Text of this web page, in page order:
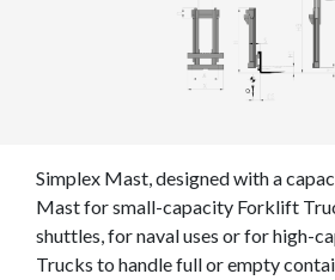
Simplex Mast, designed with a
Mast for small-capacity Forklift
shuttles, for naval uses or for high-
Trucks to handle full or empty